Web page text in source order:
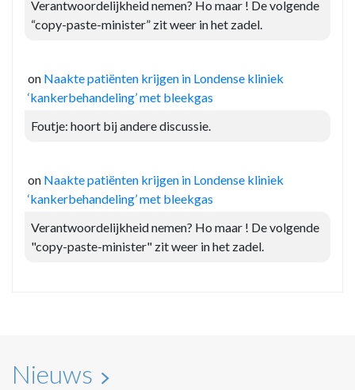
Verantwoordelijkheid nemen? Ho maar ! De volgende
“copy-paste-minister” zit weer in het zadel.
on Naakte patiënten krijgen in Londense kliniek
‘kankerbehandeling’ met bleekgas
Foutje: hoort bij andere discussie.
on Naakte patiënten krijgen in Londense kliniek
‘kankerbehandeling’ met bleekgas
Verantwoordelijkheid nemen? Ho maar ! De volgende
"copy-paste-minister" zit weer in het zadel.
Nieuws